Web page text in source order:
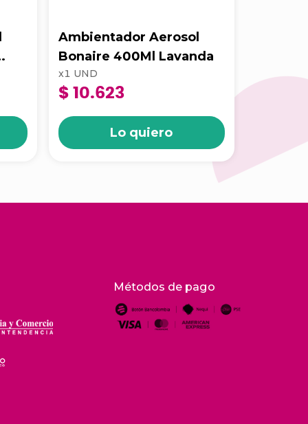
Ambientador Aerosol
Bonaire 400Ml Lavanda
x1 UND
$ 10.623
Lo quiero
CON
UND
Métodos de pago